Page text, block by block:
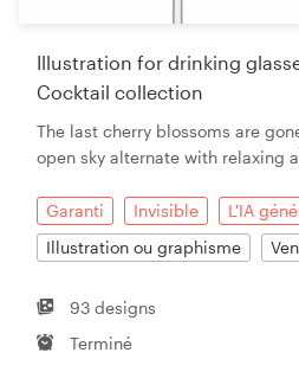
Illustration for drinking
Cocktail collection
The last cherry blossoms are
open sky alternate with relaxing
Garanti Invisible
L'IA
Illustration ou graphisme
93 designs
Terminé